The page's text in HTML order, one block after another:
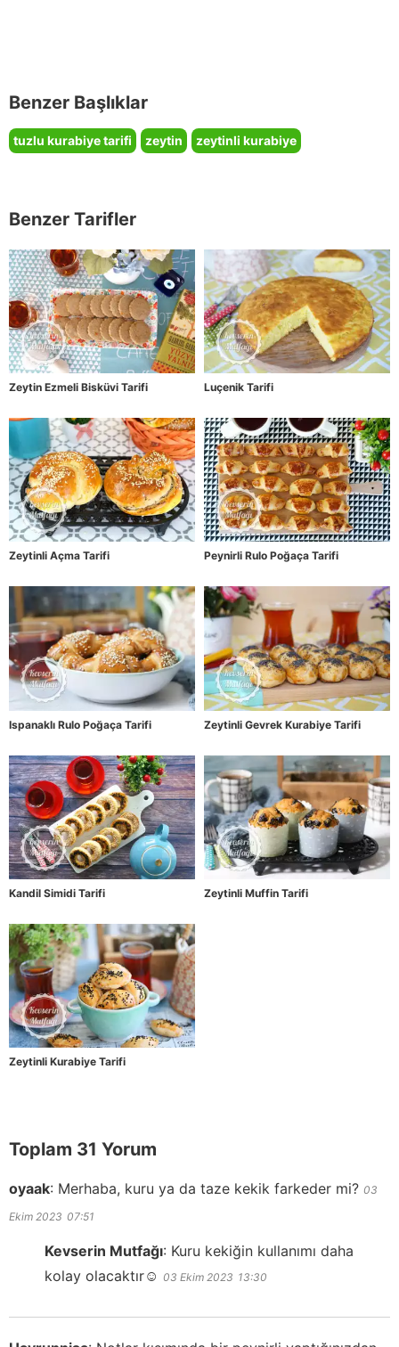
Benzer Başlıklar
tuzlu kurabiye tarifi zeytin zeytinli kurabiye
Benzer Tarifler
Zeytin Ezmeli Bisküvi Tarifi Luçenik Tarifi
Zeytinli Açma Tarifi Peynirli Rulo Poğaça Tarifi
Ispanaklı Rulo Poğaça Tarifi Zeytinli Gevrek Kurabiye Tarifi
Kandil Simidi Tarifi Zeytinli Muffin Tarifi
Zeytinli Kurabiye Tarifi
Toplam 31 Yorum
oyaak: Merhaba, kuru ya da taze kekik farkeder mi? 03
Ekim 2023 07:51
Kevserin Mutfağı: Kuru kekiğin kullanımı daha
kolay olacaktır☺️ 03 Ekim 2023 13:30